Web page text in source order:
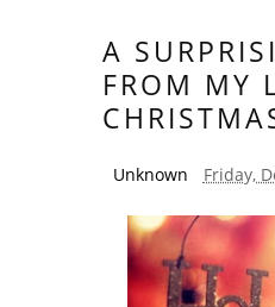
A
FROM MY
Unknown Friday,